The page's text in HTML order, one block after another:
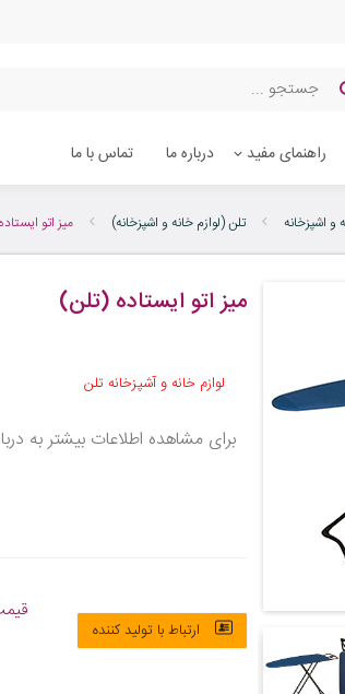
راهنمای مفید درباره ما تماس با ما
و اشپزخانه تلن (لوازم خانه و اشپزخانه) میز اتو
میز اتو ایستاده (تلن)
لوازم خانه و آشپزخانه تلن
برای مشاهده اطلاعات بیشتر به
ارتباط با تولید کننده